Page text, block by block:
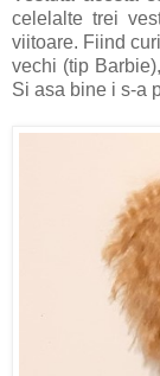
celelalte trei
viitoare. Fiind
vechi (tip
Si asa bine i s-a